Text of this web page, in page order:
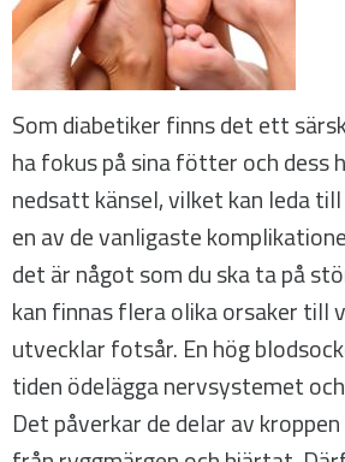
Som diabetiker finns det ett
ha fokus på sina fötter och dess
nedsatt känsel, vilket kan leda
en av de vanligaste
det är något som du ska ta på
kan finnas flera olika orsaker till
utvecklar fotsår. En hög
tiden ödelägga nervsystemet
Det påverkar de delar av